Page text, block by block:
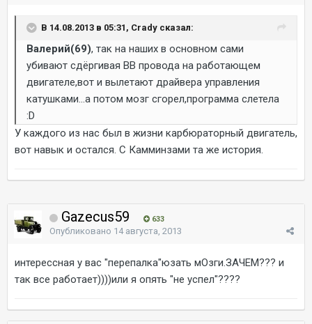
В 14.08.2013 в 05:31, Crady сказал:
Валерий(69), так на наших в основном сами
убивают сдёргивая ВВ провода на работающем
двигателе,вот и вылетают драйвера управления
катушками...а потом мозг сгорел,программа слетела
:D
У каждого из нас был в жизни карбюраторный двигатель,
вот навык и остался. С Камминзами та же история.
Gazecus59 633
Опубликовано 14 августа, 2013
интерессная у вас "перепалка"юзать мОзги.ЗАЧЕМ??? и
так все работает))))или я опять "не успел"????